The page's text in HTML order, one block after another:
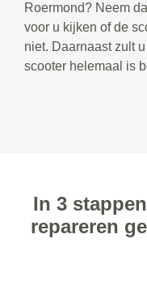
Roermond? Neem
voor u kijken of de
niet. Daarnaast zult
scooter helemaal is
In 3
repareren